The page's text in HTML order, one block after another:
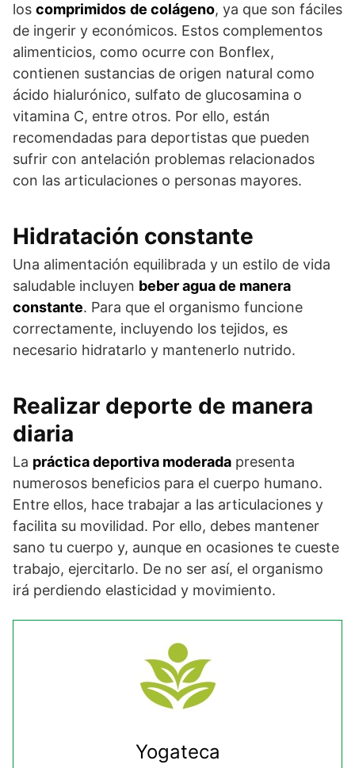
los comprimidos de colágeno, ya que son fáciles
de ingerir y económicos. Estos complementos
alimenticios, como ocurre con Bonflex,
contienen sustancias de origen natural como
ácido hialurónico, sulfato de glucosamina o
vitamina C, entre otros. Por ello, están
recomendadas para deportistas que pueden
sufrir con antelación problemas relacionados
con las articulaciones o personas mayores.
Hidratación constante
Una alimentación equilibrada y un estilo de vida
saludable incluyen beber agua de manera
constante. Para que el organismo funcione
correctamente, incluyendo los tejidos, es
necesario hidratarlo y mantenerlo nutrido.
Realizar deporte de manera
diaria
La práctica deportiva moderada presenta
numerosos beneficios para el cuerpo humano.
Entre ellos, hace trabajar a las articulaciones y
facilita su movilidad. Por ello, debes mantener
sano tu cuerpo y, aunque en ocasiones te cueste
trabajo, ejercitarlo. De no ser así, el organismo
irá perdiendo elasticidad y movimiento.
Yogateca